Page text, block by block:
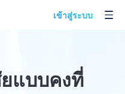
เข้าสู่ระบบ
แบบคงที่